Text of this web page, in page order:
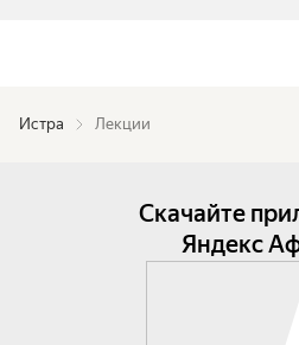
Истра Лекции
Скачайте
Яндекс